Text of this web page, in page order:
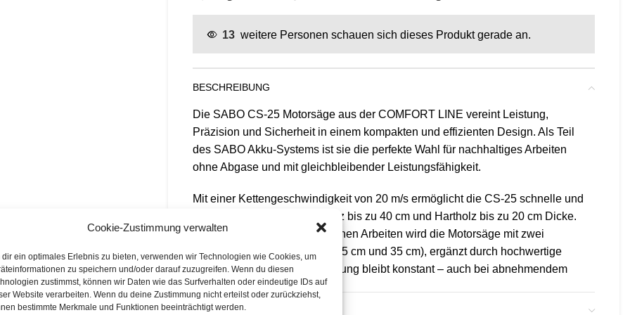
Cookie-Zustimmung verwalten
dir ein optimales Erlebnis zu bieten, verwenden wir Technologien wie Cookies, um
zu speichern und/oder darauf zuzugreifen. Wenn du diesen
zustimmst, können wir Daten wie das Surfverhalten oder eindeutige IDs auf
Website verarbeiten. Wenn du deine Zustimmung nicht erteilst oder zurückziehst,
bestimmte Merkmale und Funktionen beeinträchtigt werden.
13 weitere Personen schauen sich dieses Produkt gerade an.
BESCHREIBUNG
Die SABO CS-25 Motorsäge aus der COMFORT LINE vereint Leistung,
Präzision und Sicherheit in einem kompakten und effizienten Design. Als Teil
des SABO Akku-Systems ist sie die perfekte Wahl für nachhaltiges Arbeiten
ohne Abgase und mit gleichbleibender Leistungsfähigkeit.
Mit einer Kettengeschwindigkeit von 20 m/s ermöglicht die CS-25 schnelle und
saubere Schnitte in Weichholz bis zu 40 cm und Hartholz bis zu 20 cm Dicke.
Für Flexibilität bei verschiedenen Arbeiten wird die Motorsäge mit zwei
Führungsschienen geliefert (25 cm und 35 cm), ergänzt durch hochwertige
Oregon-Sägeketten. Die Leistung bleibt konstant – auch bei abnehmendem
Akkuladestand.
VERSAND & LIEFERUNG